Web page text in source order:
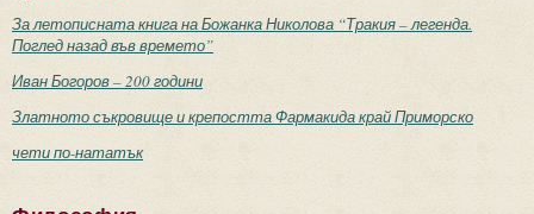
За летописната книга на Божанка Николова “Тракия – легенда.
Поглед назад във времето”
Иван Богоров – 200 години
Златното съкровище и крепостта Фармакида край Приморско
чети по-нататък